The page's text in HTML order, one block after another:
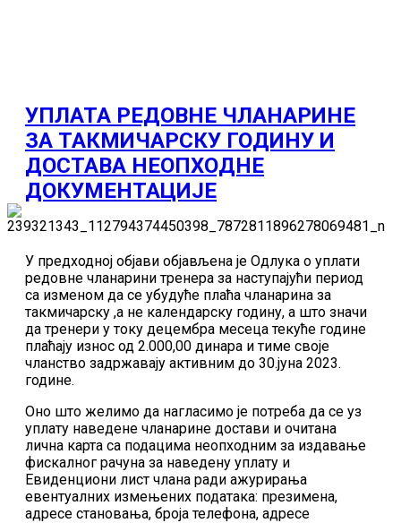
УПЛАТА РЕДОВНЕ ЧЛАНАРИНЕ
ЗА ТАКМИЧАРСКУ ГОДИНУ И
ДОСТАВА НЕОПХОДНЕ
ДОКУМЕНТАЦИЈЕ
У предходној објави објављена је Одлука о уплати
редовне чланарини тренера за наступајући период
са изменом да се убудуће плаћа чланарина за
такмичарску ,а не календарску годину, а што значи
да тренери у току децембра месеца текуће године
плаћају износ од 2.000,00 динара и тиме своје
чланство задржавају активним до 30.јуна 2023.
године.
Оно што желимо да нагласимо је потреба да се уз
уплату наведене чланарине достави и очитана
лична карта са подацима неопходним за издавање
фискалног рачуна за наведену уплату и
Евиденциони лист члана ради ажурирања
евентуалних измењених података: презимена,
адресе становања, броја телефона, адресе